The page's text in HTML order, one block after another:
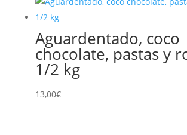
era:
es:
Aguardentado, coco
chocolate, pastas y
1/2 kg
13,00€